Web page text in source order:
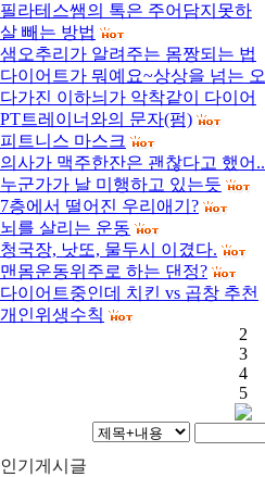
필라테스쌤의 톡은 주어담지못하
고
살 빼는 방법
샘오추리가 알려주는 몸짱되는 법
다이어트가 뭐예요~상상을 넘는 오
취리의 아침식단
다가진 이하늬가 악착같이 다이어
트를 하는 이유
PT트레이너와의 문자(펌)
피트니스 마스크
의사가 맥주한잔은 괜찮다고 했어..
누군가가 날 미행하고 있는듯
7층에서 떨어진 우리애기?
뇌를 살리는 운동
청국장, 낫또, 물두시 이겼다.
맨몸운동위주로 하는 댄정?
다이어트중인데 치킨 vs 곱창 추천
좀?
(1)
개인위생수칙
2
3
4
5
인기게시글